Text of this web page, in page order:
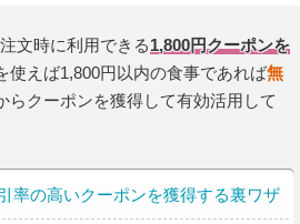
文時に利用できる1,800円クーポンを
使えば1,800円以内の食事であれば無
らクーポンを獲得して有効活用して
率の高いクーポンを獲得する裏ワザ